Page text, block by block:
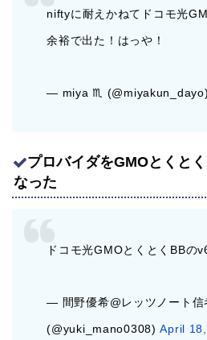
niftyに耐えかねてドコモ光
余裕で出た！はっや！
— miya ♏ (@miyakun_dayo)
プロバイダをGMOとくと
なった
ドコモ光GMOとくとくBBの
— 間野優希@レッツノート信
(@yuki_mano0308)April